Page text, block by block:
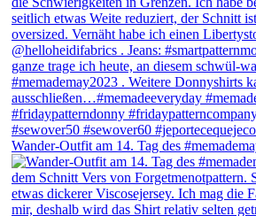
Wander-Outfit am 14. Tag des